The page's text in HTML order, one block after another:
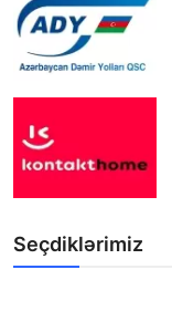
Seçdiklərimiz